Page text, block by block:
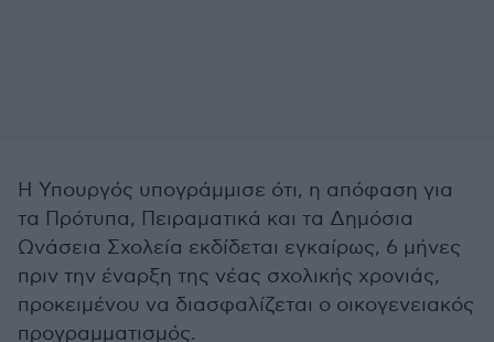
Η Υπουργός υπογράμμισε ότι, η απόφαση για
τα Πρότυπα, Πειραματικά και τα Δημόσια
Ωνάσεια Σχολεία εκδίδεται εγκαίρως, 6 μήνες
πριν την έναρξη της νέας σχολικής χρονιάς,
προκειμένου να διασφαλίζεται ο οικογενειακός
προγραμματισμός.